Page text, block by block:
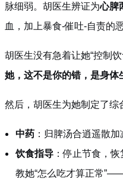
脉细弱。胡医生辨证为心脾
血，加上暴食-催吐-自责的
胡医生没有急着让她“控制
她，这不是你的错，是身体
然后，胡医生为她制定了综
中药 ：归脾汤合逍遥散
饮食指导 ：停止节食，
教她“怎么吃才算正常